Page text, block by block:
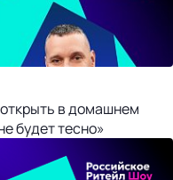
в домашнем
будет тесно»